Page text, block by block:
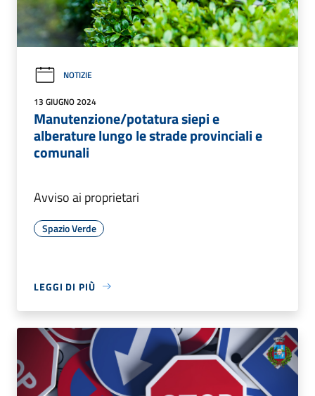
NOTIZIE
13 GIUGNO 2024
Manutenzione/potatura siepi e
alberature lungo le strade provinciali e
comunali
Avviso ai proprietari
Spazio Verde
LEGGI DI PIÙ